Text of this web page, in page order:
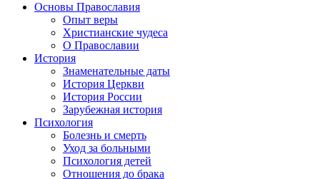
Основы Православия
Опыт веры
Христианские чудеса
О Православии
История
Знаменательные даты
История Церкви
История России
Зарубежная история
Психология
Болезнь и смерть
Уход за больными
Психология детей
Отношения до брака